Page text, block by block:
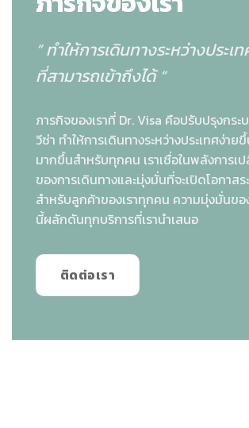
” ทำให้การเดินทางระหว่างประเ
ที่สามารถเข้าถึงได้ “
ภารกิจของเราที่ Dr. Visa คือปรับปรุงกร
วีซ่า ทำให้การเดินทางระหว่างประเทศง่าย
มากขึ้นสำหรับทุกคน เราเชื่อในพลังการเ
ของการเดินทางและมุ่งมั่นที่จะเปิดโอกาส
สำหรับลูกค้าของเราทุกคน ความมุ่งมั่นขอ
นี้ผลักดันทุกบริการที่เรานำเสนอ
ติดต่อเรา